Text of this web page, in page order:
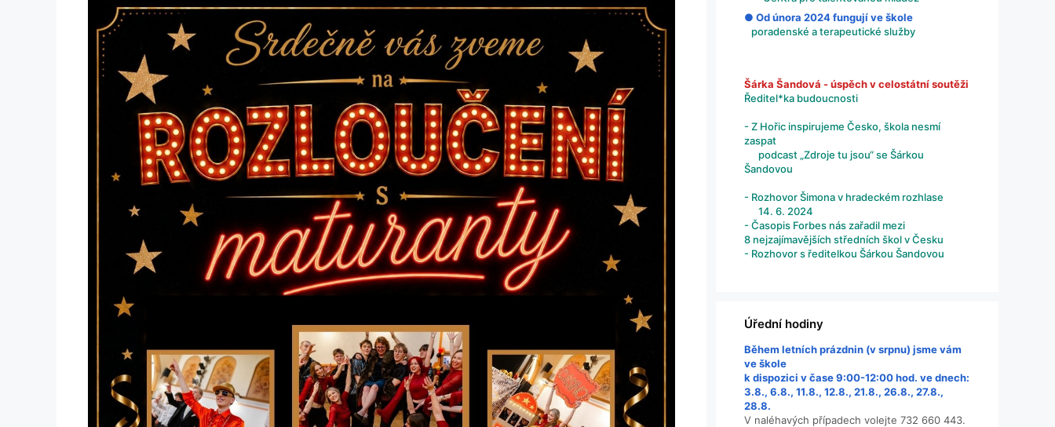
● Od února 2024 fungují ve škole
poradenské a terapeutické služby
Šárka Šandová - úspěch v celostátní soutěži
Ředitel*ka budoucnosti
- Z Hořic inspirujeme Česko, škola nesmí
zaspat
podcast „Zdroje tu jsou“ se Šárkou
Šandovou
- Rozhovor Šimona v hradeckém rozhlase
14. 6. 2024
- Časopis Forbes nás zařadil mezi
8 nejzajímavějších středních škol v Česku
- Rozhovor s ředitelkou Šárkou Šandovou
Úřední hodiny
Během letních prázdnin (v srpnu) jsme vám
ve škole
k dispozici v čase 9:00-12:00 hod. ve dnech:
3.8., 6.8., 11.8., 12.8., 21.8., 26.8., 27.8.,
28.8.
V naléhavých případech volejte 732 660 443.